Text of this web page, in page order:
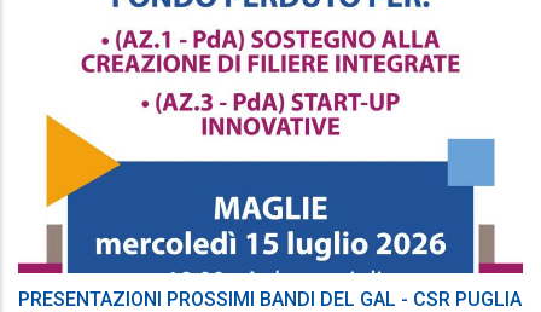
PRESENTAZIONI PROSSIMI BANDI DEL GAL - CSR PUGLIA